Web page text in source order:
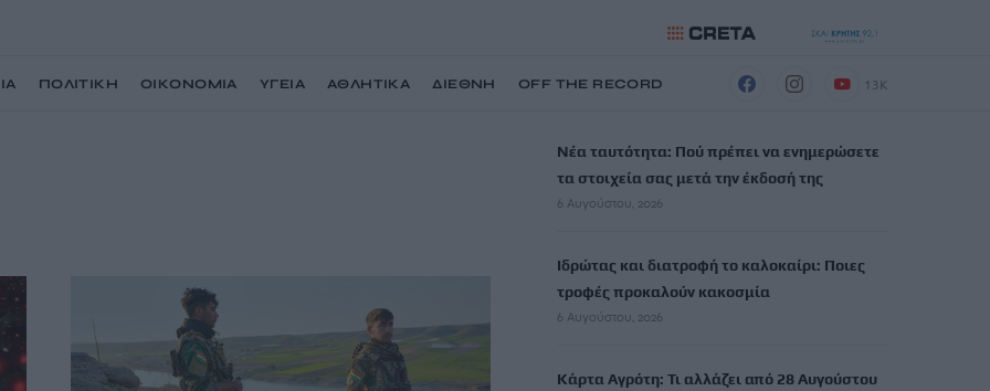
ΠΟΛΙΤΙΚΗ ΟΙΚΟΝΟΜΙΑ ΥΓΕΙΑ ΑΘΛΗΤΙΚΑ ΔΙΕΘΝΗ OFF THE RECORD
13K
Νέα ταυτότητα: Πού πρέπει να ενημερώσετε
τα στοιχεία σας μετά την έκδοσή της
6 Αυγούστου, 2026
Ιδρώτας και διατροφή το καλοκαίρι: Ποιες
τροφές προκαλούν κακοσμία
6 Αυγούστου, 2026
Κάρτα Αγρότη: Τι αλλάζει από 28 Αυγούστου